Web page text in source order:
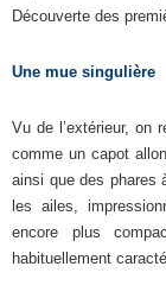
Découverte des
Une mue singulière
Vu de l’extérieur, on
comme un capot
ainsi que des phares
les ailes,
encore plus
habituellement